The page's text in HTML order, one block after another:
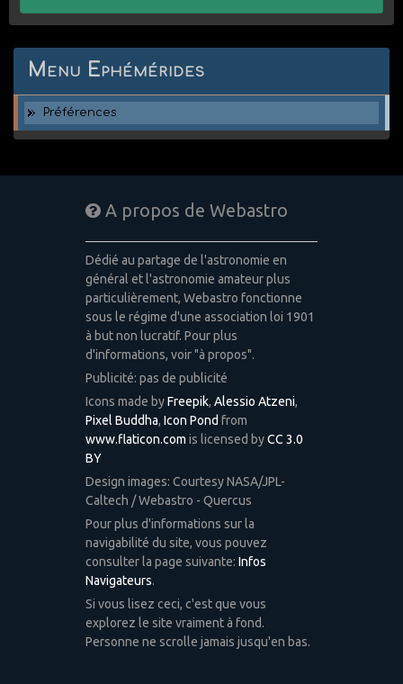
Menu Ephémérides
Préférences
A propos de Webastro
Dédié au partage de l'astronomie en
général et l'astronomie amateur plus
particulièrement, Webastro fonctionne
sous le régime d'une association loi 1901
à but non lucratif. Pour plus
d'informations, voir "à propos".
Publicité: pas de publicité
Icons made byFreepik, Alessio Atzeni,
Pixel Buddha, Icon Pond from
www.flaticon.com is licensed byCC 3.0
BY
Design images: Courtesy NASA/JPL-
Caltech / Webastro - Quercus
Pour plus d'informations sur la
navigabilité du site, vous pouvez
consulter la page suivante: Infos
Navigateurs.
Si vous lisez ceci, c'est que vous
explorez le site vraiment à fond.
Personne ne scrolle jamais jusqu'en bas.